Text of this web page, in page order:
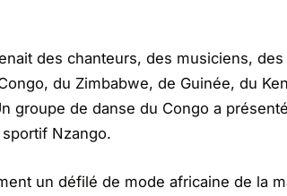
des chanteurs, des musiciens,
du Zimbabwe, de Guinée, du
groupe de danse du Congo a
Nzango.
un défilé de mode africaine de la